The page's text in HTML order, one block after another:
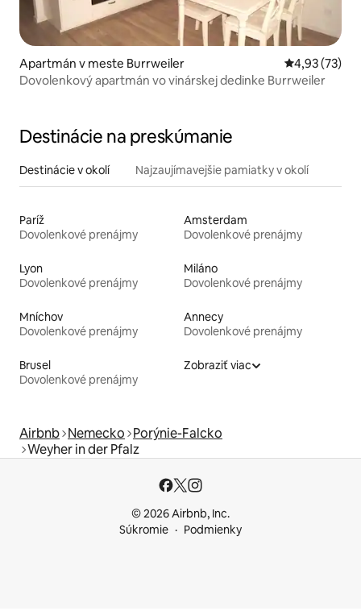
Apartmán v meste Burrweiler Priemerné
4,93 (73)
Dovolenkový apartmán vo vinárskej dedinke Burrweiler
Destinácie na preskúmanie
Destinácie v okolí Najzaujímavejšie pamiatky v okolí
Paríž
Dovolenkové prenájmy
Amsterdam
Dovolenkové prenájmy
Lyon
Dovolenkové prenájmy
Miláno
Dovolenkové prenájmy
Mníchov
Dovolenkové prenájmy
Annecy
Dovolenkové prenájmy
Brusel
Dovolenkové prenájmy
Zobraziť viac
Airbnb Nemecko Porýnie-Falcko
Weyher in der Pfalz
© 2026 Airbnb, Inc.
Súkromie
Podmienky